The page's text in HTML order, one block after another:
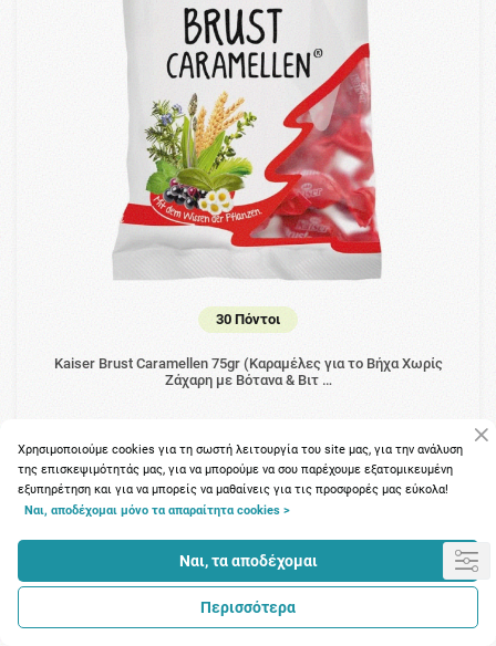
30 Πόντοι
Kaiser Brust Caramellen 75gr (Καραμέλες για το Βήχα Χωρίς
Zάχαρη με Βότανα & Bιτ …
Χρησιμοποιούμε cookies για τη σωστή λειτουργία του site μας, για την ανάλυση
της επισκεψιμότητάς μας, για να μπορούμε να σου παρέχουμε εξατομικευμένη
εξυπηρέτηση και για να μπορείς να μαθαίνεις για τις προσφορές μας εύκολα!
Ναι, αποδέχομαι μόνο τα απαραίτητα cookies >
Ναι, τα αποδέχομαι
Περισσότερα